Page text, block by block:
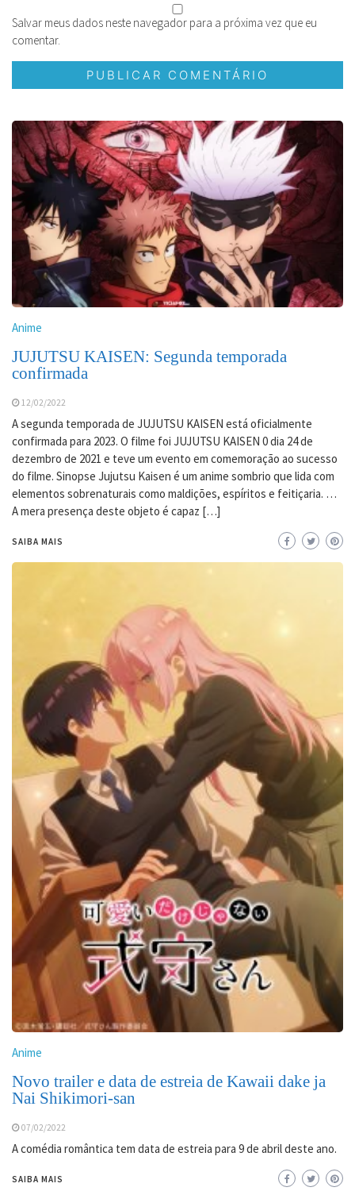
Salvar meus dados neste navegador para a próxima vez que eu
comentar.
Anime
JUJUTSU KAISEN: Segunda temporada
confirmada
12/02/2022
A segunda temporada de JUJUTSU KAISEN está oficialmente
confirmada para 2023. O filme foi JUJUTSU KAISEN 0 dia 24 de
dezembro de 2021 e teve um evento em comemoração ao sucesso
do filme. Sinopse Jujutsu Kaisen é um anime sombrio que lida com
elementos sobrenaturais como maldições, espíritos e feitiçaria. …
A mera presença deste objeto é capaz […]
SAIBA MAIS
Anime
Novo trailer e data de estreia de Kawaii dake ja
Nai Shikimori-san
07/02/2022
A comédia romântica tem data de estreia para 9 de abril deste ano.
SAIBA MAIS